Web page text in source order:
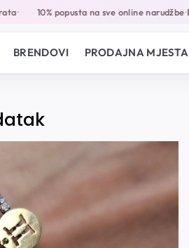
• 10% popusta na sve online narudžbe•
BRENDOVI PRODAJNA MJESTA